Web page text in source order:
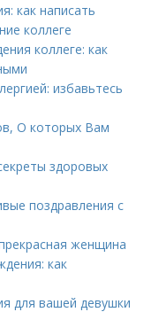
как написать
коллеге
коллеге: как
избавьтесь
О которых Вам
здоровых
поздравления с
женщина
как
для вашей девушки